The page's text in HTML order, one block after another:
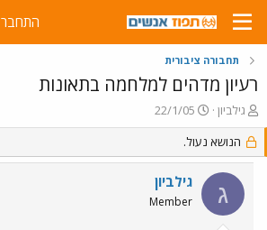
התחבר
תחבורה ציבורית
רעיון מדהים למלחמה בתאונות
פ
ו
ת
ח
נ
גילביון
פ
ו
ר
ס
ם
ב
ת
22/1/05
הנושא נעול.
ג גילביון
Member